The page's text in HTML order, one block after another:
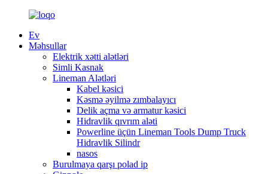
Ev
Məhsullar
Elektrik xətti alətləri
Simli Kasnak
Lineman Alətləri
Kabel kəsici
Kəsmə əyilmə zımbalayıcı
Delik açma və armatur kəsici
Hidravlik qıvrım aləti
Powerline üçün Lineman Tools Dump Truck
Hidravlik Silindr
nasos
Burulmaya qarşı polad ip